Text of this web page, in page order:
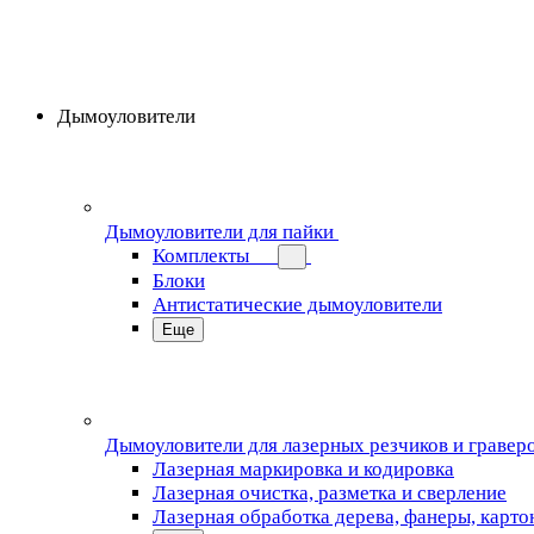
Дымоуловители
Дымоуловители для пайки
Комплекты
Блоки
Антистатические дымоуловители
Еще
Дымоуловители для лазерных резчиков и
Лазерная маркировка и кодировка
Лазерная очистка, разметка и сверление
Лазерная обработка дерева, фанеры,